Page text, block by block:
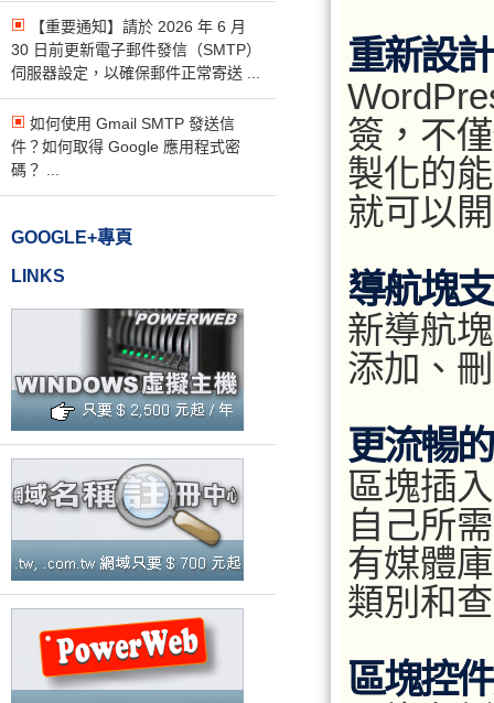
【重要通知】請於 2026 年 6 月
30 日前更新電子郵件發信（SMTP）
伺服器設定，以確保郵件正常寄送 ...
如何使用 Gmail SMTP 發送信
件？如何取得 Google 應用程式密
碼？ ...
GOOGLE+專頁
LINKS
重新設
簽，不
製化的
就可以
導航塊
新導航
添加、
更流暢
區塊插
自己所
有媒體
類別和
區塊控